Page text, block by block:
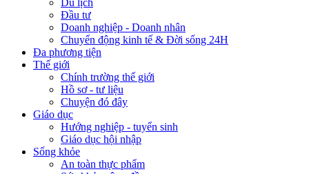
Đầu tư
Doanh nghiệp - Doanh nhân
Chuyển động kinh tế & Đời sống 24H
Đa phương tiện
Thế giới
Chính trường thế giới
Hồ sơ - tư liệu
Chuyện đó đây
Giáo dục
Hướng nghiệp - tuyển sinh
Giáo dục hội nhập
Sống khỏe
An toàn thực phẩm